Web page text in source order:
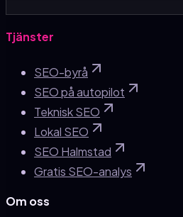
Tjänster
SEO-byrå
SEO på autopilot
Teknisk SEO
Lokal SEO
SEO Halmstad
Gratis SEO-analys
Om oss